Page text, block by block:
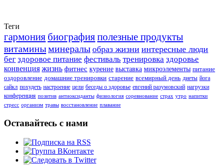
Теги
гармония биографияполезные продукты
витаминыминералы образ жизни интересные люди
бег здоровое питание фестиваль тренировка здоровье
конвенция жизнь фитнес курение выставка микроэлементы питание
оздоровление домашние тренировки старение всемирный день диеты йога
сайкл похудеть настроение цели беседы о здоровье евгений разумовский нагрузки
конференция позитив антиоксиданты физиология соревнование страх утро напитки
стресс организм травы восстановление плавание
Оставайтесь с нами